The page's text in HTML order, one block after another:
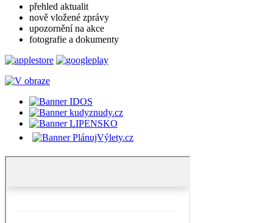
přehled aktualit
nově vložené zprávy
upozornění na akce
fotografie a dokumenty